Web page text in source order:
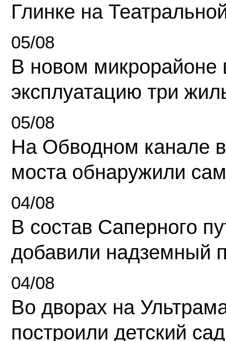
Глинке на
05/08
В новом микрорайоне
эксплуатацию три
05/08
На Обводном канале
моста обнаружили
04/08
В состав Саперного
добавили надземный
04/08
Во дворах на
построили детский сад